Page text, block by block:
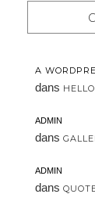
A
dans
ADMIN
dans
ADMIN
dans